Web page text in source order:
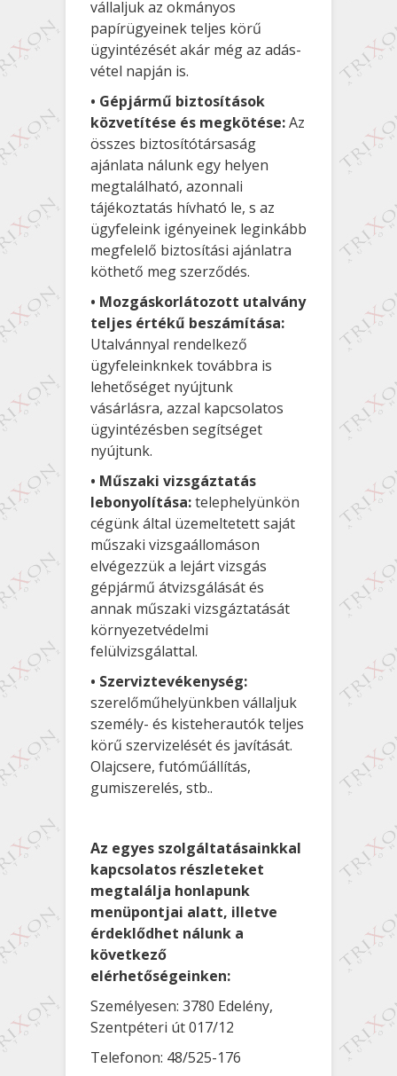
vállaljuk az okmányos
papírügyeinek teljes körű
ügyintézését akár még az adás-
vétel napján is.
• Gépjármű biztosítások
közvetítése és megkötése:Az
összes biztosítótársaság
ajánlata nálunk egy helyen
megtalálható, azonnali
tájékoztatás hívható le, s az
ügyfeleink igényeinek leginkább
megfelelő biztosítási ajánlatra
köthető meg szerződés.
• Mozgáskorlátozott utalvány
teljes értékű beszámítása:
Utalvánnyal rendelkező
ügyfeleinknkek továbbra is
lehetőséget nyújtunk
vásárlásra, azzal kapcsolatos
ügyintézésben segítséget
nyújtunk.
• Műszaki vizsgáztatás
lebonyolítása:telephelyünkön
cégünk által üzemeltetett saját
műszaki vizsgaállomáson
elvégezzük a lejárt vizsgás
gépjármű átvizsgálását és
annak műszaki vizsgáztatását
környezetvédelmi
felülvizsgálattal.
• Szerviztevékenység:
szerelőműhelyünkben vállaljuk
személy- és kisteherautók teljes
körű szervizelését és javítását.
Olajcsere, futóműállítás,
gumiszerelés, stb..
Az egyes szolgáltatásainkkal
kapcsolatos részleteket
megtalálja honlapunk
menüpontjai alatt, illetve
érdeklődhet nálunk a
következő
elérhetőségeinken:
Személyesen: 3780 Edelény,
Szentpéteri út 017/12
Telefonon: 48/525-176